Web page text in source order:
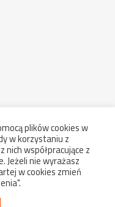
oświetlenie.
plików cookies w
w korzystaniu z
nich współpracujące z
Jeżeli nie wyrażasz
w cookies zmień